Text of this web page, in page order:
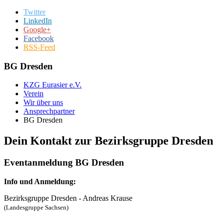
Twitter
LinkedIn
Google+
Facebook
RSS-Feed
BG Dresden
KZG Eurasier e.V.
Verein
Wir über uns
Ansprechpartner
BG Dresden
Dein Kontakt zur Bezirksgruppe Dresden
Eventanmeldung BG Dresden
Info und Anmeldung:
Bezirksgruppe Dresden - Andreas Krause
(Landesgruppe Sachsen)